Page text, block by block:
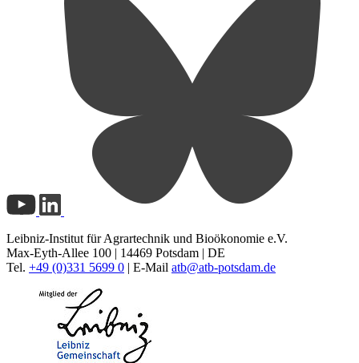
Leibniz-Institut für Agrartechnik und Bioökonomie e.V.
Max-Eyth-Allee 100 | 14469 Potsdam | DE
Tel. +49 (0)331 5699 0 | E-Mail atb@atb-potsdam.de